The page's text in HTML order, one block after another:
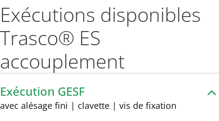
Exécutions disponibles
Trasco® ES
accouplement
Exécution GESF
avec alésage fini | clavette | vis de fixation